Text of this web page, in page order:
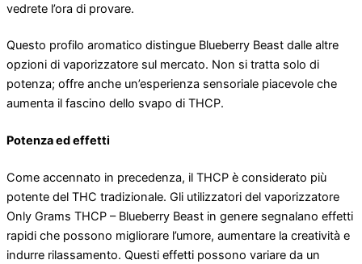
vedrete l’ora di provare.
Questo profilo aromatico distingue Blueberry Beast dalle altre
opzioni di vaporizzatore sul mercato. Non si tratta solo di
potenza; offre anche un’esperienza sensoriale piacevole che
aumenta il fascino dello svapo di THCP.
Potenza ed effetti
Come accennato in precedenza, il THCP è considerato più
potente del THC tradizionale. Gli utilizzatori del vaporizzatore
Only Grams THCP – Blueberry Beast in genere segnalano effetti
rapidi che possono migliorare l’umore, aumentare la creatività e
indurre rilassamento. Questi effetti possono variare da un